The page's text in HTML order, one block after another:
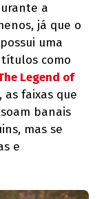
a
já que o
uma
como
Legend of
as faixas que
banais
mas se
e